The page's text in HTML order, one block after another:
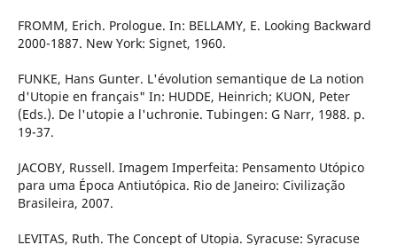
FROMM, Erich. Prologue. In: BELLAMY, E. Looking Backward
2000-1887. New York: Signet, 1960.
FUNKE, Hans Gunter. L'évolution semantique de La notion
d'Utopie en français" In: HUDDE, Heinrich; KUON, Peter
(Eds.). De l'utopie a l'uchronie. Tubingen: G Narr, 1988. p.
19-37.
JACOBY, Russell. Imagem Imperfeita: Pensamento Utópico
para uma Época Antiutópica. Rio de Janeiro: Civilização
Brasileira, 2007.
LEVITAS, Ruth. The Concept of Utopia. Syracuse: Syracuse